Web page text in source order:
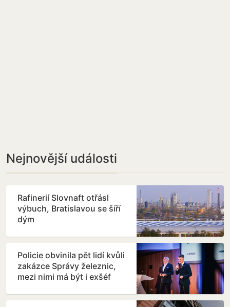
Nejnovější události
Rafinerií Slovnaft otřásl
výbuch, Bratislavou se šíří
dým
Policie obvinila pět lidí kvůli
zakázce Správy železnic,
mezi nimi má být i exšéf